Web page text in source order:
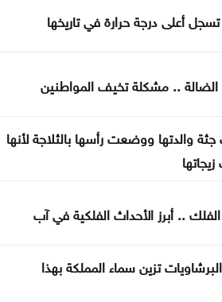
تعزيز التعاون البرلماني
أعلى درجة حرارة في تاريخها
الضالة .. مشكلة تخيف المواطنين
والدتها ووضعت رأسها بالثلاجة لأنها
.. أبرز الأحداث الفلكية في آب
تزين سماء المملكة بهذا